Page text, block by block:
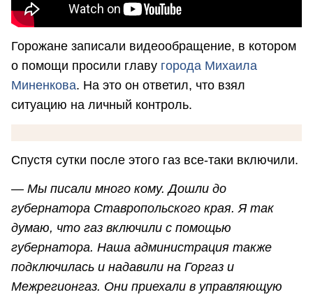
Горожане записали видеообращение, в котором
о помощи просили главу города Михаила
Миненкова. На это он ответил, что взял
ситуацию на личный контроль.
Спустя сутки после этого газ все-таки включили.
— Мы писали много кому. Дошли до
губернатора Ставропольского края. Я так
думаю, что газ включили с помощью
губернатора. Наша администрация также
подключилась и надавили на Горгаз и
Межрегионгаз. Они приехали в управляющую